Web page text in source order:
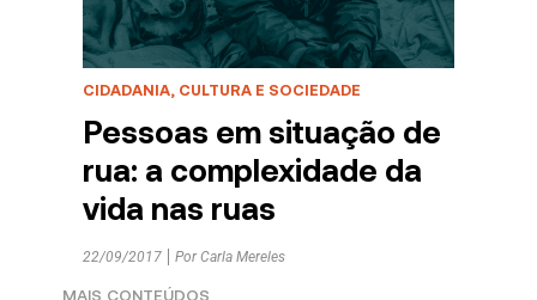
CIDADANIA, CULTURA E SOCIEDADE
Pessoas em situação de
rua: a complexidade da
vida nas ruas
22/09/2017 Por Carla Mereles